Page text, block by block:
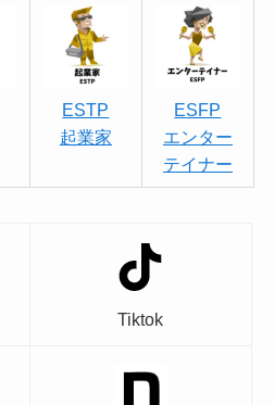
ESTP
起業家
ESFP
エンター
テイナー
Tiktok